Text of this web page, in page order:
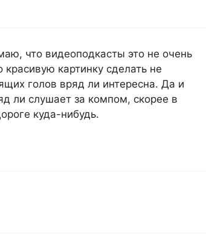
что видеоподкасты это не очень
картинку сделать не
голов вряд ли интересна. Да и
ли слушает за компом, скорее в
куда-нибудь.